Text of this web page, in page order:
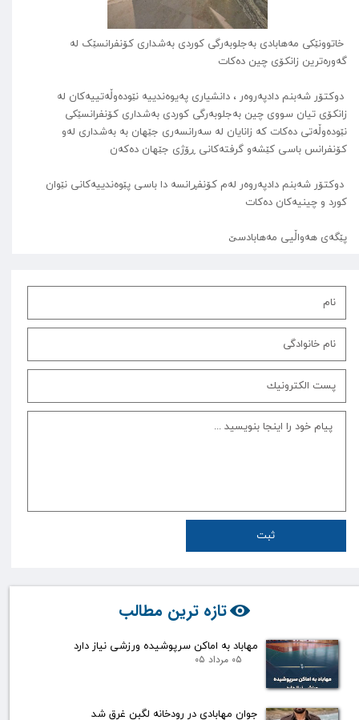
خاتوونێکی مەهابادی بەجلوبەرگی کوردی بەشداری کۆنفرانسێک لە
گەورەترین زانکۆی چین دەکات
دوکتۆر شەبنم دادپەروەر ، دانشياری پەیوەندییە نێودەوڵەتییەکان لە
زانکۆی تیان سووی چین بەجلوبەرگی کوردی بەشداری کۆنفرانسێکی
نێودەوڵەتی دەکات کە زانایان لە سەرانسەری جێهان بە بەشداری لەو
کۆنفرانس باسی کێشەو گرفتەکانی ڕۆژی جێهان دەکەن
دوکتۆر شەبنم دادپەروەر لەم کۆنفڕانسە دا باسی پێوەندییەکانی نێوان
کورد و چینیەکان دەکات
پێگەی هەواڵیی مەهابادسێ
تازه ترین مطالب
مهاباد به اماکن سرپوشیده ورزشی نیاز دارد
۰۵ مرداد ۰۵
جوان مهابادی در رودخانه لگبن غرق شد
ثبت